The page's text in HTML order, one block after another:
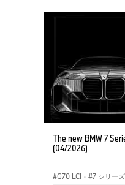
The new BMW 7
(04/2026)
G70 LCI · 7 シリーズ